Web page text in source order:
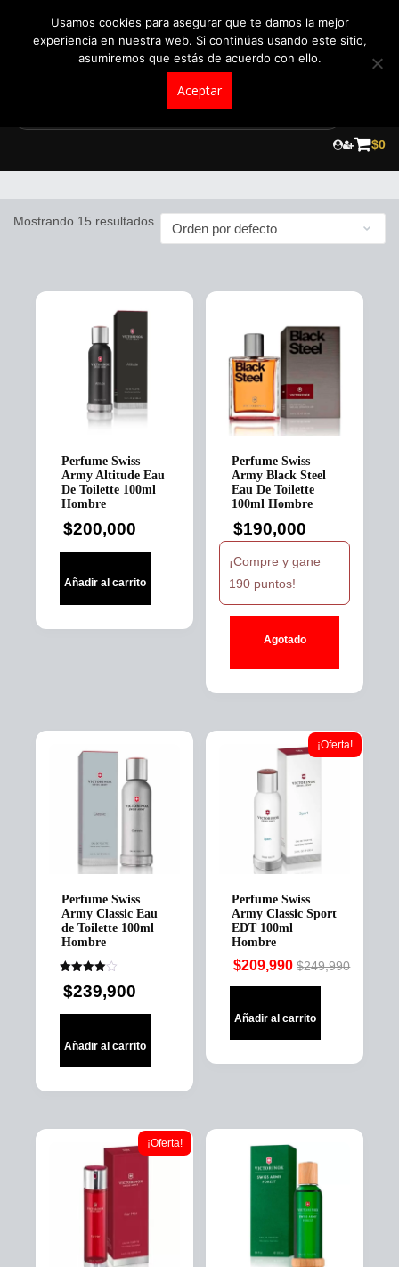
$0
Mostrando 15 resultados
Perfume Swiss
Army Altitude Eau
De Toilette 100ml
Hombre
$200,000
Añadir al carrito
Perfume Swiss
Army Black Steel
Eau De Toilette
100ml Hombre
$190,000
¡Compre y gane
190 puntos!
Agotado
Perfume Swiss
Army Classic Eau
de Toilette 100ml
Hombre
Valorado
en
de 5
$239,900
Añadir al carrito
¡Oferta!
Perfume Swiss
Army Classic Sport
EDT 100ml
Hombre
$249,990
Original
was:
$209,990
Current
is:
Añadir al carrito
¡Oferta!
Usamos cookies para asegurar que te damos la mejor
experiencia en nuestra web. Si continúas usando este sitio,
asumiremos que estás de acuerdo con ello.
Aceptar